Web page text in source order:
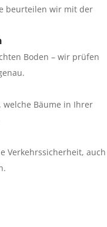
beurteilen wir mit der
Boden – wir prüfen
welche Bäume in Ihrer
Verkehrssicherheit, auch